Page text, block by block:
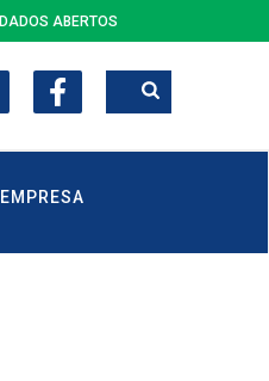
DADOS ABERTOS
EMPRESA